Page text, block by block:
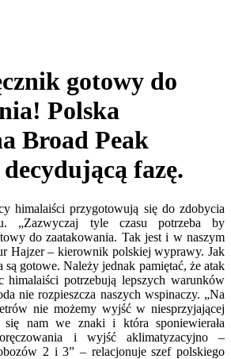
gotowy do
Polska
Broad Peak
fazę.
himalaiści przygotowują się do zdobycia
„Zazwyczaj tyle czasu potrzeba by
do zaatakowania. Tak jest i w naszym
Hajzer – kierownik polskiej wyprawy. Jak
są gotowe. Należy jednak pamiętać, że atak
himalaiści potrzebują lepszych warunków
nie rozpieszcza naszych wspinaczy. „Na
nie możemy wyjść w niesprzyjającej
się nam we znaki i która sponiewierała
i wyjść aklimatyzacyjno –
2 i 3” – relacjonuje szef polskiego